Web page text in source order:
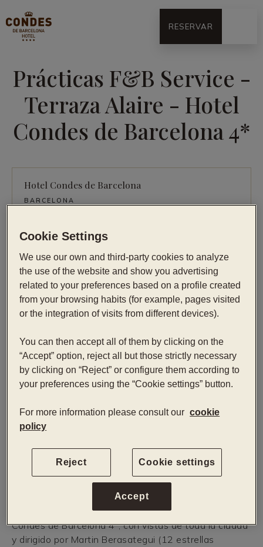
RESERVAR
Prácticas F&B Service -
Terraza Alaire - Hotel
Condes de Barcelona 4*
Hotel Condes de Barcelona
BARCELONA
INSCRÍBETE
ESTUDIOS MÍNIMOS
Estar cursando Servicios de Restauración o similar.
REQUISITOS MÍNIMOS
Estar cursando Servicios de Restauración o
similar.
Nivel alto inglés y castellano.
Tener muchas ganas de aprender.
La Terraza ALAIRE, ubicada en el último piso del Hotel
Condes de Barcelona 4*, con vistas de toda la ciudad
y dirigido por Martin Berasategui (12 estrellas
Cookie Settings
We use our own and third-party cookies to analyze
the use of the website and show you advertising
related to your preferences based on a profile created
from your browsing habits (for example, pages visited
or the integration of visits from different devices).
You can then accept all of them by clicking on the
“Accept” option, reject all but those strictly necessary
by clicking on “Reject” or configure them according to
your preferences using the “Cookie settings” button.
For more information please consult our cookie
policy
Reject
Accept
Cookie settings